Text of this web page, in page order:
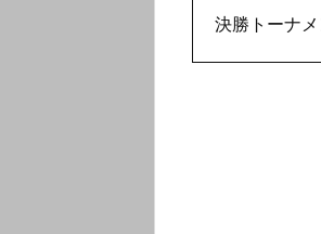
決勝トーナ